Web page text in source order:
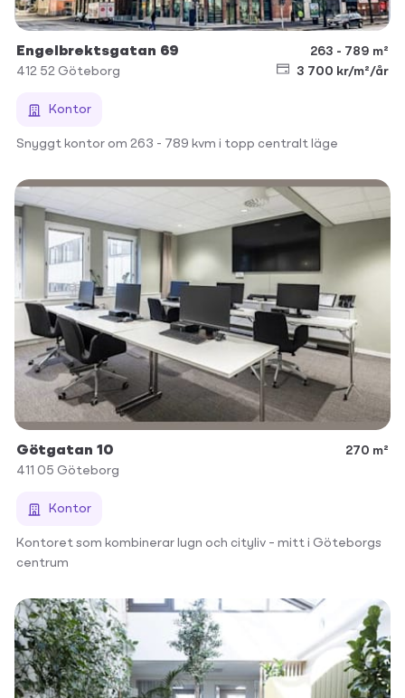
Engelbrektsgatan 69
263 - 789 m²
412 52 Göteborg 3 700 kr/m²/år
Kontor
Snyggt kontor om 263 - 789 kvm i topp centralt läge
Götgatan 10
270 m²
411 05 Göteborg
Kontor
Kontoret som kombinerar lugn och cityliv – mitt i Göteborgs
centrum